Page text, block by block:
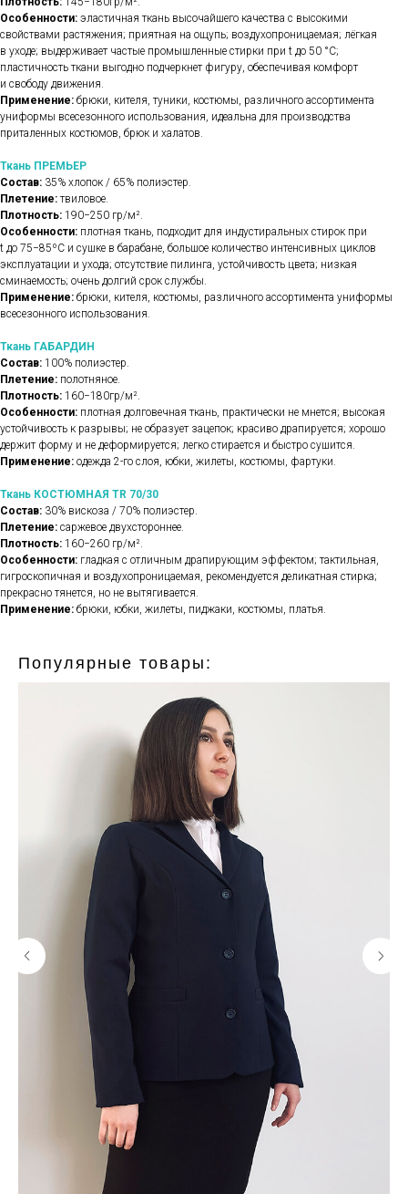
Особенности: эластичная ткань высочайшего качества с высокими
свойствами растяжения; приятная на ощупь; воздухопроницаемая; лёгкая
в уходе; выдерживает частые промышленные стирки при t до 50 °C;
пластичность ткани выгодно подчеркнет фигуру, обеспечивая комфорт
и свободу движения.
Применение: брюки, кителя, туники, костюмы, различного ассортимента
униформы всесезонного использования, идеальна для производства
приталенных костюмов, брюк и халатов.
Ткань ПРЕМЬЕР
Состав: 35% хлопок / 65% полиэстер.
Плетение: твиловое.
Плотность: 190−250 гр/м².
Особенности: плотная ткань, подходит для индустиральных стирок при
t до 75−85ºС и сушке в барабане, большое количество интенсивных циклов
эксплуатации и ухода; отсутствие пилинга, устойчивость цвета; низкая
сминаемость; очень долгий срок службы.
Применение: брюки, кителя, костюмы, различного ассортимента униформы
всесезонного использования.
Ткань ГАБАРДИН
Состав: 100% полиэстер.
Плетение: полотняное.
Плотность: 160−180гр/м².
Особенности: плотная долговечная ткань, практически не мнется; высокая
устойчивость к разрывы; не образует зацепок; красиво драпируется; хорошо
держит форму и не деформируется; легко стирается и быстро сушится.
Применение: одежда 2-го слоя, юбки, жилеты, костюмы, фартуки.
Ткань КОСТЮМНАЯ TR 70/30
Состав: 30% вискоза / 70% полиэстер.
Плетение: саржевое двухстороннее.
Плотность: 160−260 гр/м².
Особенности: гладкая с отличным драпирующим эффектом; тактильная,
гигроскопичная и воздухопроницаемая, рекомендуется деликатная стирка;
прекрасно тянется, но не вытягивается.
Применение: брюки, юбки, жилеты, пиджаки, костюмы, платья.
Популярные товары: